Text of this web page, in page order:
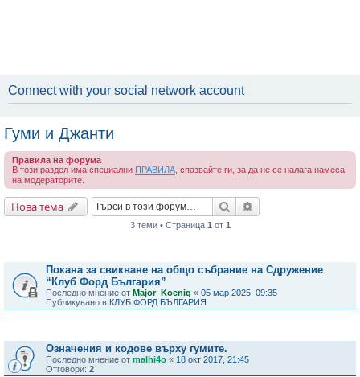
Connect with your social network account
Гуми и Джанти
Правила на форума
В този раздел има специални ПРАВИЛА , спазвайте ги, за да не се налага намеса
на модераторите.
Нова тема Търсене
3 теми • Страница 1 от 1
Покана за свикване на общо събрание на Сдружение
“Клуб Форд България”
Последно мнение от Major_Koenig « 05 мар 2025, 09:35
Публикувано в КЛУБ ФОРД БЪЛГАРИЯ
Означения и кодове върху гумите.
Последно мнение от malhi4o « 18 окт 2017, 21:45
Отговори: 2